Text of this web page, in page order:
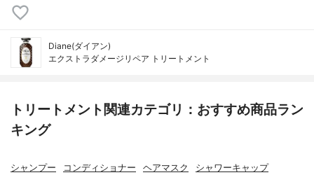
Diane(ダイアン)
エクストラダメージリペア トリートメント
トリートメント関連カテゴリ：おすすめ商品ラン
キング
シャンプー コンディショナー ヘアマスク シャワーキャップ